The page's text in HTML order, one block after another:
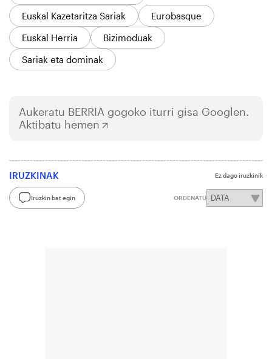
Euskal Kazetaritza Sariak
Eurobasque
Euskal Herria
Bizimoduak
Sariak eta dominak
Aukeratu BERRIA gogoko iturri gisa Googlen.
Aktibatu hemen
IRUZKINAK Ez dago iruzkinik
Iruzkin bat egin ORDENATU